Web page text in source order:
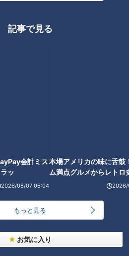
記事で見る
2026/08/07 06:04
本場アメリカの味に舌鼓
ム満点グルメからレトロ
で！愛知・東海市の感動
2026/
もっと見る
お気に入り